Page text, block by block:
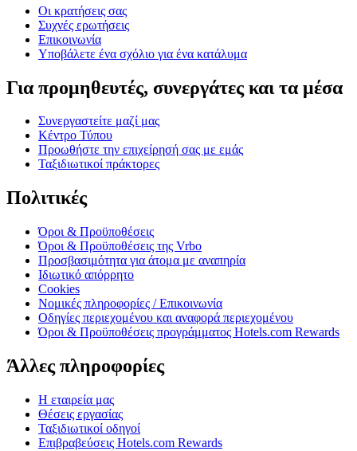
Οι κρατήσεις σας
Συχνές ερωτήσεις
Επικοινωνία
Υποβάλετε ένα σχόλιο για ένα κατάλυμα
Για προμηθευτές, συνεργάτες και τα μέσα
Συνεργαστείτε μαζί μας
Κέντρο Τύπου
Προωθήστε την επιχείρησή σας με εμάς
Ταξιδιωτικοί πράκτορες
Πολιτικές
Όροι & Προϋποθέσεις
Όροι & Προϋποθέσεις της Vrbo
Προσβασιμότητα για άτομα με αναπηρία
Ιδιωτικό απόρρητο
Cookies
Νομικές πληροφορίες / Επικοινωνία
Οδηγίες περιεχομένου και αναφορά περιεχομένου
Όροι & Προϋποθέσεις προγράμματος Hotels.com Rewards
Άλλες πληροφορίες
Η εταιρεία μας
Θέσεις εργασίας
Ταξιδιωτικοί οδηγοί
Επιβραβεύσεις Hotels.com Rewards